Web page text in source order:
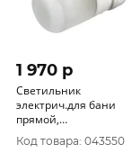
1 970 p
Светильник
электрич.для бани
прямой,
влагозащищенный,
термостойкий 14501
Код товара: 043550